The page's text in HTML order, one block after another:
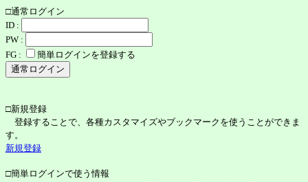
□通常ログイン
ID :
PW :
FG :
簡単ログインを登録する
□新規登録
登録することで、各種カスタマイズやブックマークを使うことができま
す。
新規登録
□簡単ログインで使う情報